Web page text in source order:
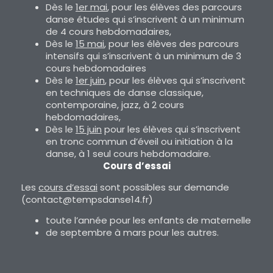
Dès le 1er mai, pour les élèves des parcours
danse études qui s’inscrivent à un minimum
de 4 cours hebdomadaires,
Dès le 15 mai, pour les élèves des parcours
intensifs qui s’inscrivent à un minimum de 3
cours hebdomadaires
Dès le 1er juin, pour les élèves qui s’inscrivent
en techniques de danse classique,
contemporaine, jazz, à 2 cours
hebdomadaires,
Dès le 15 juin pour les élèves qui s’inscrivent
en tronc commun d’éveil ou initiation à la
danse, à 1 seul cours hebdomadaire.
Cours d’essai
Les cours d’essai sont possibles sur demande
(contact@tempsdanse14.fr)
toute l’année pour les enfants de maternelle
de septembre à mars pour les autres.